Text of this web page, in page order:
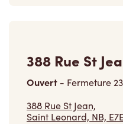
388 Rue St
Ouvert - Fermeture
388 Rue St Jean,
Saint Leonard, NB,